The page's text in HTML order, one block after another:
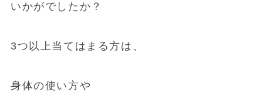
いかがでしたか？
3つ以上当てはまる方は、
身体の使い方や